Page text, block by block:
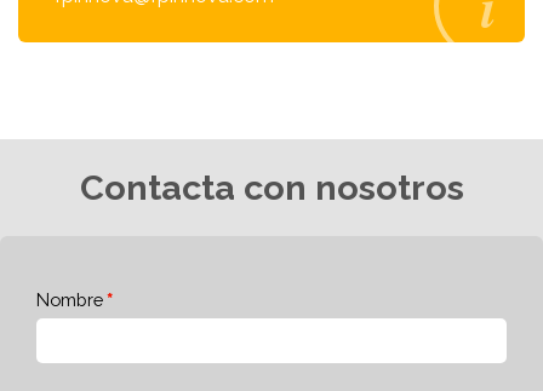
Contacta con nosotros
Nombre